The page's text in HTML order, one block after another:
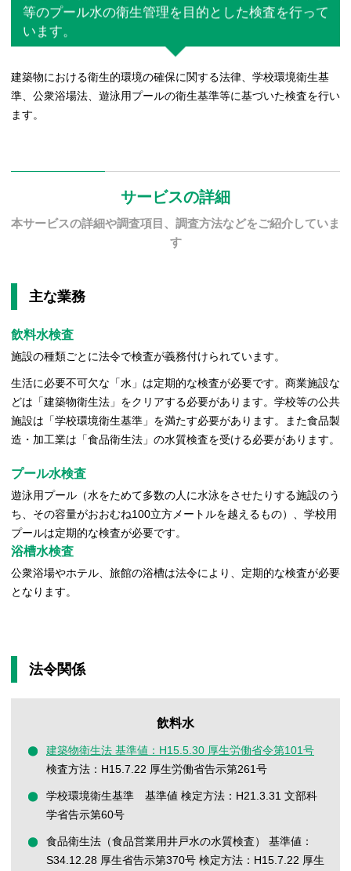
等のプール水の衛生管理を目的とした検査を行って
います。
建築物における衛生的環境の確保に関する法律、学校環境衛生基
準、公衆浴場法、遊泳用プールの衛生基準等に基づいた検査を行い
ます。
サービスの詳細
本サービスの詳細や調査項目、調査方法などをご紹介していま
す
主な業務
飲料水検査
施設の種類ごとに法令で検査が義務付けられています。
生活に必要不可欠な「水」は定期的な検査が必要です。商業施設な
どは「建築物衛生法」をクリアする必要があります。学校等の公共
施設は「学校環境衛生基準」を満たす必要があります。また食品製
造・加工業は「食品衛生法」の水質検査を受ける必要があります。
プール水検査
遊泳用プール（水をためて多数の人に水泳をさせたりする施設のう
ち、その容量がおおむね100立方メートルを越えるもの）、学校用
プールは定期的な検査が必要です。
浴槽水検査
公衆浴場やホテル、旅館の浴槽は法令により、定期的な検査が必要
となります。
法令関係
飲料水
建築物衛生法 基準値：H15.5.30 厚生労働省令第101号
検査方法：H15.7.22 厚生労働省告示第261号
学校環境衛生基準 基準値 検定方法：H21.3.31 文部科
学省告示第60号
食品衛生法（食品営業用井戸水の水質検査） 基準値：
S34.12.28 厚生省告示第370号 検定方法：H15.7.22 厚生